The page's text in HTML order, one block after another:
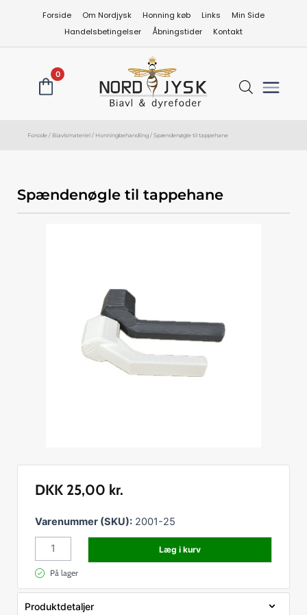
Forside Om Nordjysk Honning køb Links
Min Side
Handelsbetingelser
Åbningstider Kontakt
0
Forside / Biavlsmateriel / Honningbehandling / Spændenøgle til tappehane
Spændenøgle til tappehane
DKK 25,00 kr.
Varenummer (SKU):2001-25
Spændenøgle
til
tappehane
antal
Læg i kurv
På lager
Produktdetaljer